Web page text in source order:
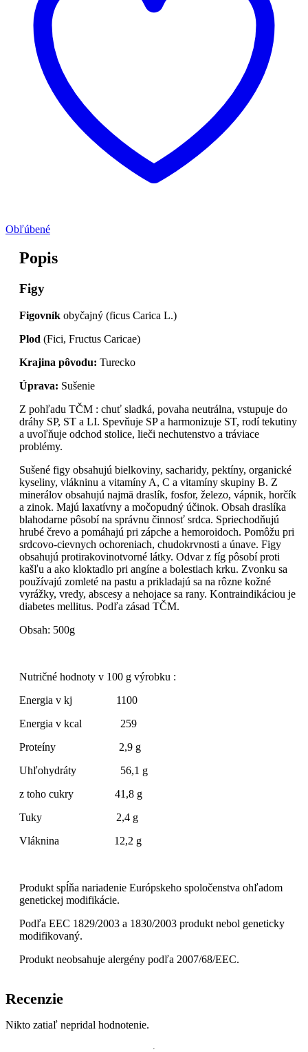
Obľúbené
Popis
Figy
Figovník obyčajný (ficus Carica L.)
Plod (Fici, Fructus Caricae)
Krajina pôvodu: Turecko
Úprava: Sušenie
Z pohľadu TČM : chuť sladká, povaha neutrálna, vstupuje do
dráhy SP, ST a LI. Spevňuje SP a harmonizuje ST, rodí tekutiny
a uvoľňuje odchod stolice, lieči nechutenstvo a tráviace
problémy.
Sušené figy obsahujú bielkoviny, sacharidy, pektíny, organické
kyseliny, vlákninu a vitamíny A, C a vitamíny skupiny B. Z
minerálov obsahujú najmä draslík, fosfor, železo, vápnik, horčík
a zinok. Majú laxatívny a močopudný účinok. Obsah draslíka
blahodarne pôsobí na správnu činnosť srdca. Spriechodňujú
hrubé črevo a pomáhajú pri zápche a hemoroidoch. Pomôžu pri
srdcovo-cievnych ochoreniach, chudokrvnosti a únave. Figy
obsahujú protirakovinotvorné látky. Odvar z fíg pôsobí proti
kašľu a ako kloktadlo pri angíne a bolestiach krku. Zvonku sa
používajú zomleté na pastu a prikladajú sa na rôzne kožné
vyrážky, vredy, abscesy a nehojace sa rany. Kontraindikáciou je
diabetes mellitus. Podľa zásad TČM.
Obsah: 500g
Nutričné hodnoty v 100 g výrobku :
Energia v kj 1100
Energia v kcal 259
Proteíny 2,9 g
Uhľohydráty 56,1 g
z toho cukry 41,8 g
Tuky 2,4 g
Vláknina 12,2 g
Produkt spĺňa nariadenie Európskeho spoločenstva ohľadom
genetickej modifikácie.
Podľa EEC 1829/2003 a 1830/2003 produkt nebol geneticky
modifikovaný.
Produkt neobsahuje alergény podľa 2007/68/EEC.
Recenzie
Nikto zatiaľ nepridal hodnotenie.